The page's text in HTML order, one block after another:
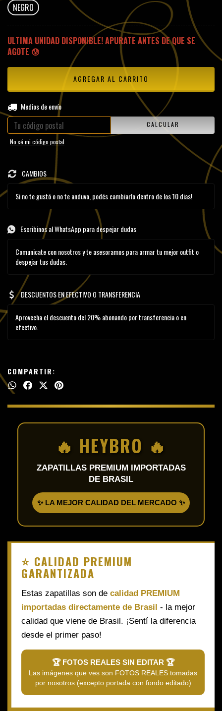
NEGRO
ULTIMA UNIDAD DISPONIBLE! APURATE ANTES DE QUE SE
AGOTE 😰
Entregas para el CP:
Medios de envío
CALCULAR
No sé mi código postal
CAMBIOS
Si no te gustó o no te anduvo, podés cambiarlo dentro de los 10 dias!
Escribinos al WhatsApp para despejar dudas
Comunicate con nosotros y te asesoramos para armar tu mejor outfit o
despejar tus dudas.
DESCUENTOS EN EFECTIVO O TRANSFERENCIA
Aprovecha el descuento del 20% abonando por transferencia o en
efectivo.
COMPARTIR:
🔥 HEYBRO 🔥
ZAPATILLAS PREMIUM IMPORTADAS
DE BRASIL
✨ LA MEJOR CALIDAD DEL MERCADO ✨
⭐ CALIDAD PREMIUM
GARANTIZADA
Estas zapatillas son de calidad PREMIUM
importadas directamente de Brasil - la mejor
calidad que viene de Brasil. ¡Sentí la diferencia
desde el primer paso!
🏆 FOTOS REALES SIN EDITAR 🏆
Las imágenes que ves son FOTOS REALES tomadas
por nosotros (excepto portada con fondo editado)